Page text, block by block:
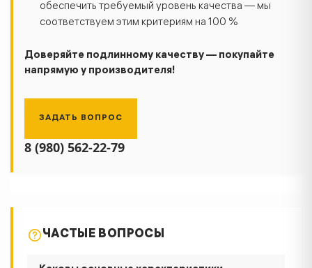
обеспечить требуемый уровень качества — мы
соответствуем этим критериям на 100 %
Доверяйте подлинному качеству — покупайте
напрямую у производителя!
ЗАДАТЬ ВОПРОС
8 (980) 562-22-79
ЧАСТЫЕ ВОПРОСЫ